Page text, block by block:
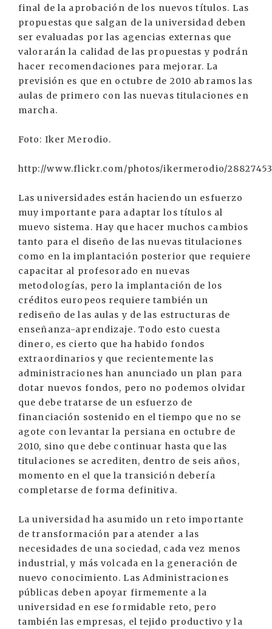
final de la aprobación de los nuevos títulos. Las
propuestas que salgan de la universidad deben
ser evaluadas por las agencias externas que
valorarán la calidad de las propuestas y podrán
hacer recomendaciones para mejorar. La
previsión es que en octubre de 2010 abramos las
aulas de primero con las nuevas titulaciones en
marcha.
Foto: Iker Merodio.
http://www.flickr.com/photos/ikermerodio/
Las universidades están haciendo un esfuerzo
muy importante para adaptar los títulos al
muevo sistema. Hay que hacer muchos cambios
tanto para el diseño de las nuevas titulaciones
como en la implantación posterior que requiere
capacitar al profesorado en nuevas
metodologías, pero la implantación de los
créditos europeos requiere también un
rediseño de las aulas y de las estructuras de
enseñanza-aprendizaje. Todo esto cuesta
dinero, es cierto que ha habido fondos
extraordinarios y que recientemente las
administraciones han anunciado un plan para
dotar nuevos fondos, pero no podemos olvidar
que debe tratarse de un esfuerzo de
financiación sostenido en el tiempo que no se
agote con levantar la persiana en octubre de
2010, sino que debe continuar hasta que las
titulaciones se acrediten, dentro de seis años,
momento en el que la transición debería
completarse de forma definitiva.
La universidad ha asumido un reto importante
de transformación para atender a las
necesidades de una sociedad, cada vez menos
industrial, y más volcada en la generación de
nuevo conocimiento. Las Administraciones
públicas deben apoyar firmemente a la
universidad en ese formidable reto, pero
también las empresas, el tejido productivo y la